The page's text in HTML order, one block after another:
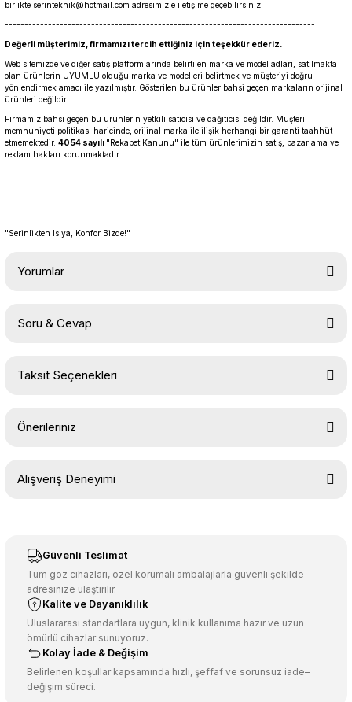
birlikte serinteknik@hotmail.com adresimizle iletişime geçebilirsiniz.
-------------------------------------------------------------------------------
Değerli müşterimiz, firmamızı tercih ettiğiniz için teşekkür ederiz.
Web sitemizde ve diğer satış platformlarında belirtilen marka ve model adları, satılmakta
olan ürünlerin UYUMLU olduğu marka ve modelleri belirtmek ve müşteriyi doğru
yönlendirmek amacı ile yazılmıştır. Gösterilen bu ürünler bahsi geçen markaların orijinal
ürünleri değildir.
Firmamız bahsi geçen bu ürünlerin yetkili satıcısı ve dağıtıcısı değildir. Müşteri
memnuniyeti politikası haricinde, orijinal marka ile ilişik herhangi bir garanti taahhüt
etmemektedir. 4054 sayılı "Rekabet Kanunu" ile tüm ürünlerimizin satış, pazarlama ve
reklam hakları korunmaktadır.
"Serinlikten Isıya, Konfor Bizde!"
Yorumlar
Soru & Cevap
Taksit Seçenekleri
Önerileriniz
konularda yetersiz gördüğünüz noktaları öneri formunu kullanarak
Ürün resmi kalitesiz, bozuk veya görüntülenemiyor.
Ürün açıklamasında eksik bilgiler bulunuyor.
Ürün bilgilerinde hatalar bulunuyor.
Ürün fiyatı diğer sitelerden daha pahalı.
Bu ürüne benzer farklı alternatifler olmalı.
Alışveriş Deneyimi
Güvenli Teslimat
Tüm göz cihazları, özel korumalı ambalajlarla güvenli şekilde
adresinize ulaştırılır.
Kalite ve Dayanıklılık
Uluslararası standartlara uygun, klinik kullanıma hazır ve uzun
ömürlü cihazlar sunuyoruz.
Kolay İade & Değişim
Belirlenen koşullar kapsamında hızlı, şeffaf ve sorunsuz iade–
değişim süreci.